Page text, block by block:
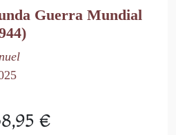
Guerra Mundial
€